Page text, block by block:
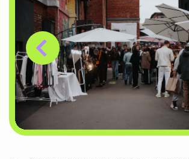
Бюро Маркет Фест в Парке
Горького
16 июля 2026
ЧИТАТЬ